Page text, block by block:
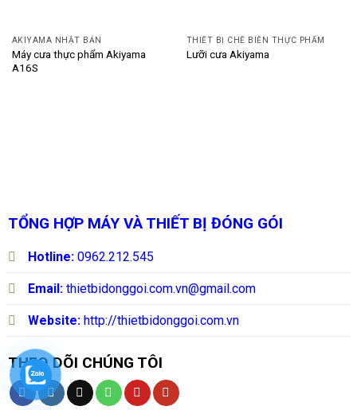
AKIYAMA NHẬT BẢN
Máy cưa thực phẩm Akiyama
A16S
THIẾT BỊ CHẾ BIẾN THỰC PHẨM
Lưỡi cưa Akiyama
TỔNG HỢP MÁY VÀ THIẾT BỊ ĐÓNG GÓI
Hotline: 0962.212.545
Email: thietbidonggoi.com.vn@gmail.com
Website: http://thietbidonggoi.com.vn
THEO DÕI CHÚNG TÔI